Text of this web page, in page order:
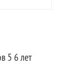
5 6 лет